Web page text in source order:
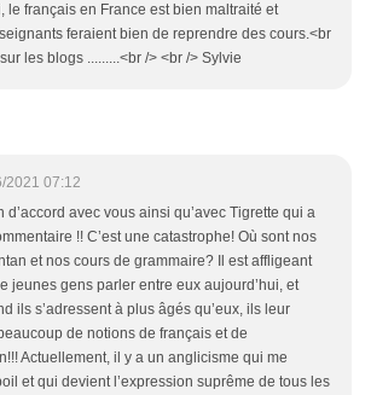
le français en France est bien maltraité et
feraient bien de reprendre des cours.<br
les blogs .........<br /> <br /> Sylvie
2021 07:12
d’accord avec vous ainsi qu’avec Tigrette qui a
!! C’est une catastrophe! Où sont nos
et nos cours de grammaire? Il est affligeant
jeunes gens parler entre eux aujourd’hui, et
ils s’adressent à plus âgés qu’eux, ils leur
de notions de français et de
Actuellement, il y a un anglicisme qui me
et qui devient l’expression suprême de tous les